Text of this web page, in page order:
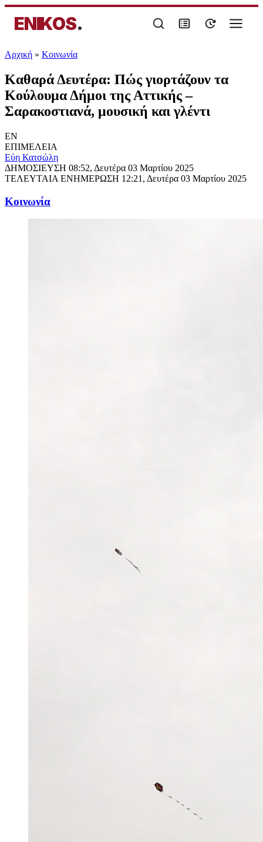
ENIKOS.
Αρχική » Κοινωνία
Καθαρά Δευτέρα: Πώς γιορτάζουν τα
Κούλουμα Δήμοι της Αττικής –
Σαρακοστιανά, μουσική και γλέντι
EN
ΕΠΙΜΕΛΕΙΑ
Εύη Κατσώλη
ΔΗΜΟΣΙΕΥΣΗ 08:52, Δευτέρα 03 Μαρτίου 2025
ΤΕΛΕΥΤΑΙΑ ΕΝΗΜΕΡΩΣΗ 12:21, Δευτέρα 03 Μαρτίου 2025
Κοινωνία